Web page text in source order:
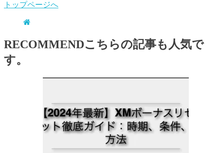
トップページへ
RECOMMENDこちらの記事も人気で
す。